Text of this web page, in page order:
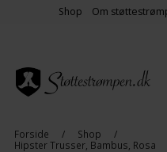
Shop Om
Forside / Shop
/
Hipster Trusser, Bambus, Rosa